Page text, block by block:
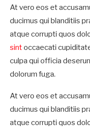
At vero eos et
ducimus qui blanditiis
atque corrupti quos
sintoccaecati
culpa qui officia
dolorum fuga.
At vero eos et
ducimus qui blanditiis
atque corrupti quos